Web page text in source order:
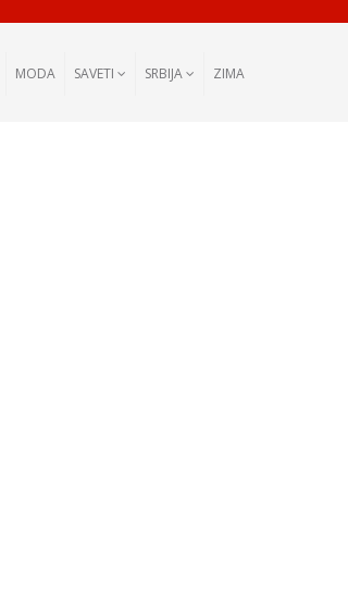
MODA SAVETI SRBIJA ZIMA